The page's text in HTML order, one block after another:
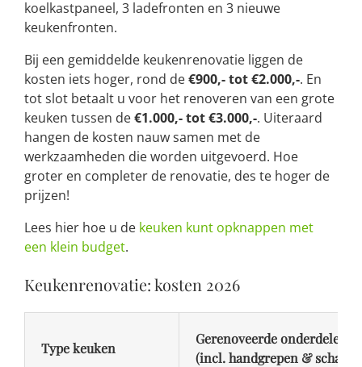
koelkastpaneel, 3 ladefronten en 3 nieuwe
keukenfronten.
Bij een gemiddelde keukenrenovatie liggen de
kosten iets hoger, rond de€900,- tot €2.000,-. En
tot slot betaalt u voor het renoveren van een grote
keuken tussen de€1.000,- tot €3.000,-. Uiteraard
hangen de kosten nauw samen met de
werkzaamheden die worden uitgevoerd. Hoe
groter en completer de renovatie, des te hoger de
prijzen!
Lees hier hoe u de keuken kunt opknappen met
een klein budget.
Keukenrenovatie: kosten 2026
Type keuken
Gerenoveerde onderdelen
(incl. handgrepen &